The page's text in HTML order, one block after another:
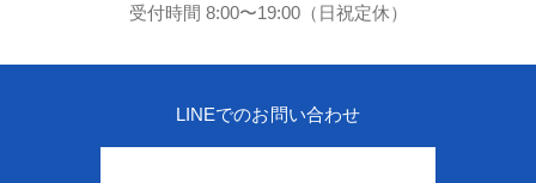
受付時間 8:00〜19:00（日祝定休）
LINEでのお問い合わせ